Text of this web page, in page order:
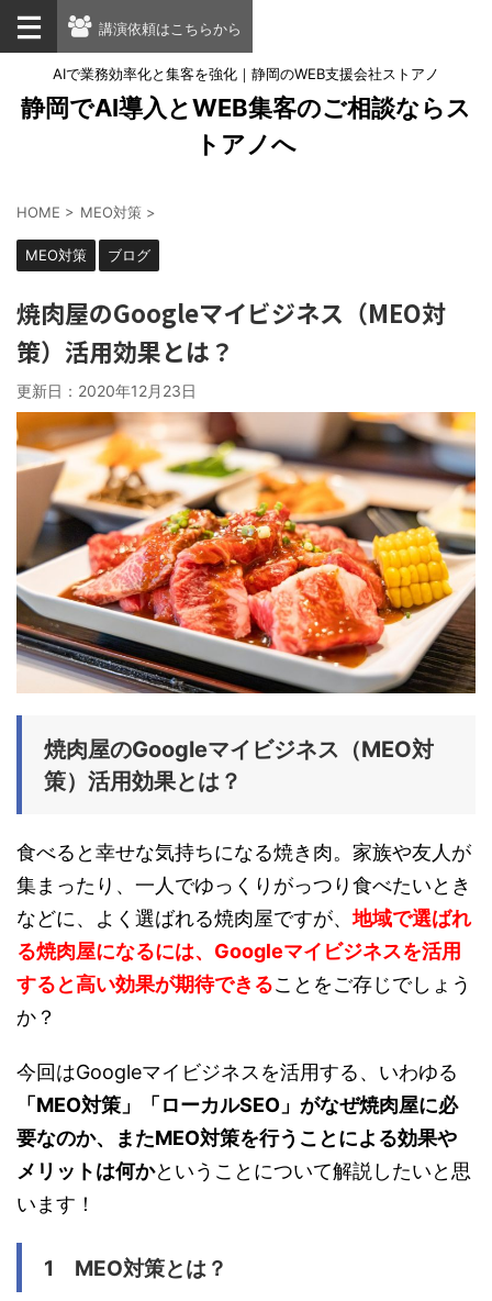
講演依頼はこちらから
AIで業務効率化と集客を強化｜静岡のWEB支援会社ストアノ
静岡でAI導入とWEB集客のご相談ならス
トアノへ
HOME > MEO対策 >
MEO対策 ブログ
焼肉屋のGoogleマイビジネス（MEO対
策）活用効果とは？
更新日： 2020年12月23日
焼肉屋のGoogleマイビジネス（MEO対
策）活用効果とは？
食べると幸せな気持ちになる焼き肉。家族や友人が
集まったり、一人でゆっくりがっつり食べたいとき
などに、よく選ばれる焼肉屋ですが、地域で選ばれ
る焼肉屋になるには、Googleマイビジネスを活用
すると高い効果が期待できることをご存じでしょう
か？
今回はGoogleマイビジネスを活用する、いわゆる
「MEO対策」「ローカルSEO」がなぜ焼肉屋に必
要なのか、またMEO対策を行うことによる効果や
メリットは何かということについて解説したいと思
います！
1 MEO対策とは？